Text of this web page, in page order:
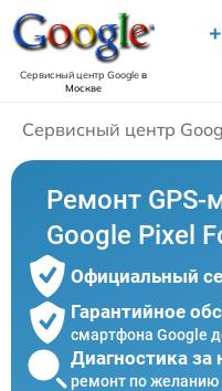
Сервисный центр Googleв
Москве
Сервисный центр
Ремонт GPS-
Google Pixel
Официальный
Гарантийное
смартфона Google
Диагностика за
ремонт по желанию